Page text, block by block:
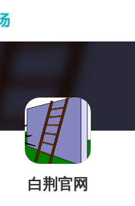
白荆官网